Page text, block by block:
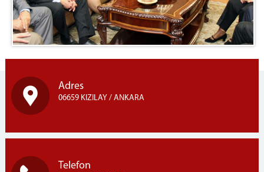
Adres
06659 KIZILAY / ANKARA
Telefon